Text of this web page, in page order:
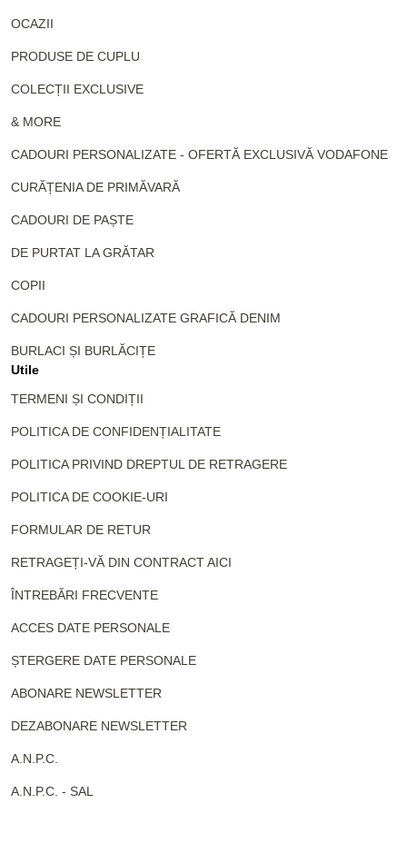
OCAZII
PRODUSE DE CUPLU
COLECȚII EXCLUSIVE
& MORE
CADOURI PERSONALIZATE - OFERTĂ EXCLUSIVĂ VODAFONE
CURĂȚENIA DE PRIMĂVARĂ
CADOURI DE PAȘTE
DE PURTAT LA GRĂTAR
COPII
CADOURI PERSONALIZATE GRAFICĂ DENIM
BURLACI ȘI BURLĂCIȚE
Utile
TERMENI ȘI CONDIȚII
POLITICA DE CONFIDENȚIALITATE
POLITICA PRIVIND DREPTUL DE RETRAGERE
POLITICA DE COOKIE-URI
FORMULAR DE RETUR
RETRAGEȚI-VĂ DIN CONTRACT AICI
ÎNTREBĂRI FRECVENTE
ACCES DATE PERSONALE
ȘTERGERE DATE PERSONALE
ABONARE NEWSLETTER
DEZABONARE NEWSLETTER
A.N.P.C.
A.N.P.C. - SAL